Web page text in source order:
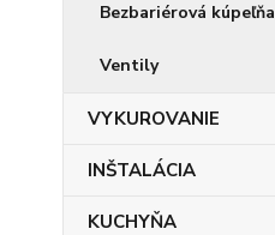
Bezbariérová kúpeľňa
Ventily
VYKUROVANIE
INŠTALÁCIA
KUCHYŇA